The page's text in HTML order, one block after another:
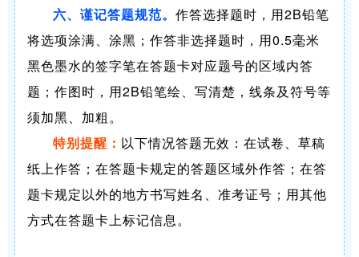
六、谨记答题规范。 作答选择题时，用2B铅笔
将选项涂满、涂黑；作答非选择题时，用0.5毫米
黑色墨水的签字笔在答题卡对应题号的区域内答
题；作图时，用2B铅笔绘、写清楚，线条及符号等
须加黑、加粗。
特别提醒： 以下情况答题无效：在试卷、草稿
纸上作答；在答题卡规定的答题区域外作答；在答
题卡规定以外的地方书写姓名、准考证号；用其他
方式在答题卡上标记信息。